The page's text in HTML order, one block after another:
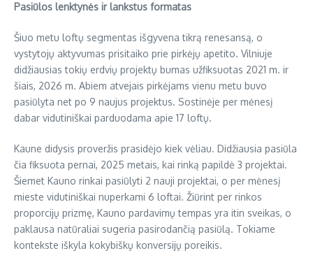
Pasiūlos lenktynės ir lankstus formatas
Šiuo metu loftų segmentas išgyvena tikrą renesansą, o
vystytojų aktyvumas prisitaiko prie pirkėjų apetito. Vilniuje
didžiausias tokių erdvių projektų bumas užfiksuotas 2021 m. ir
šiais, 2026 m. Abiem atvejais pirkėjams vienu metu buvo
pasiūlyta net po 9 naujus projektus. Sostinėje per mėnesį
dabar vidutiniškai parduodama apie 17 loftų.
Kaune didysis proveržis prasidėjo kiek vėliau. Didžiausia pasiūla
čia fiksuota pernai, 2025 metais, kai rinką papildė 3 projektai.
Šiemet Kauno rinkai pasiūlyti 2 nauji projektai, o per mėnesį
mieste vidutiniškai nuperkami 6 loftai. Žiūrint per rinkos
proporcijų prizmę, Kauno pardavimų tempas yra itin sveikas, o
paklausa natūraliai sugeria pasirodančią pasiūlą. Tokiame
kontekste iškyla kokybiškų konversijų poreikis.